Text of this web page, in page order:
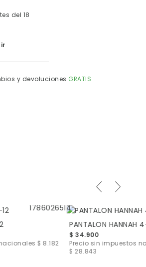
del 18
y devoluciones GRATIS
$ 8.182
PANTALON HANNAH
$ 34.900
Precio sin impuestos
$ 28.843